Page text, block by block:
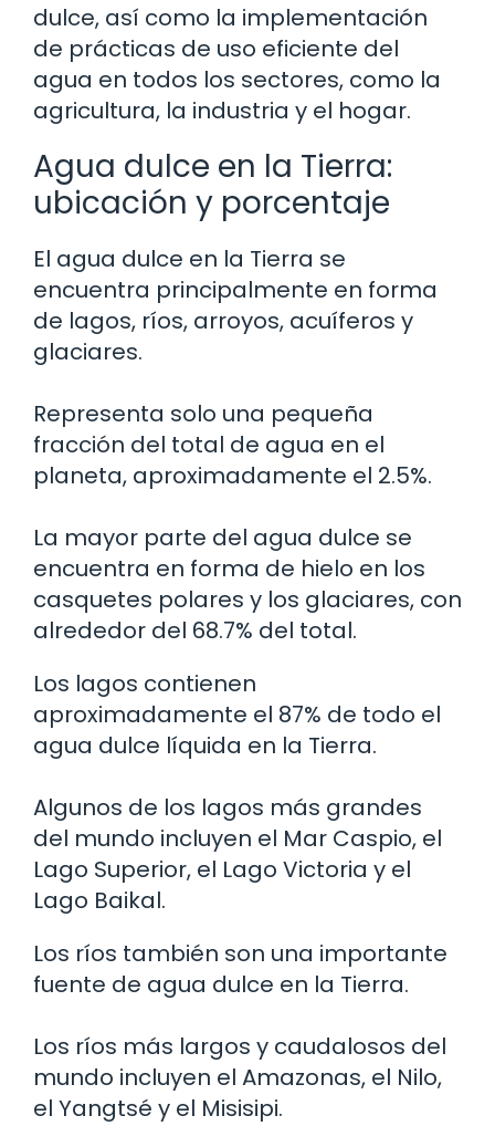
dulce, así como la implementación
de prácticas de uso eficiente del
agua en todos los sectores, como la
agricultura, la industria y el hogar.
Agua dulce en la Tierra:
ubicación y porcentaje
El agua dulce en la Tierra se
encuentra principalmente en forma
de lagos, ríos, arroyos, acuíferos y
glaciares.
Representa solo una pequeña
fracción del total de agua en el
planeta, aproximadamente el 2.5%.
La mayor parte del agua dulce se
encuentra en forma de hielo en los
casquetes polares y los glaciares, con
alrededor del 68.7% del total.
Los lagos contienen
aproximadamente el 87% de todo el
agua dulce líquida en la Tierra.
Algunos de los lagos más grandes
del mundo incluyen el Mar Caspio, el
Lago Superior, el Lago Victoria y el
Lago Baikal.
Los ríos también son una importante
fuente de agua dulce en la Tierra.
Los ríos más largos y caudalosos del
mundo incluyen el Amazonas, el Nilo,
el Yangtsé y el Misisipi.